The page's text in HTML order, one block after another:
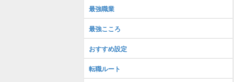
最強職業
最強こころ
おすすめ設定
転職ルート